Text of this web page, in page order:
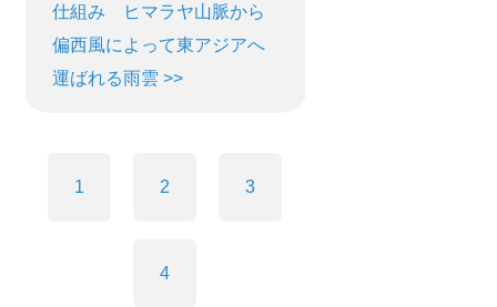
仕組み ヒマラヤ山脈から
偏西風によって東アジアへ
運ばれる雨雲 >>
1 2 3
4